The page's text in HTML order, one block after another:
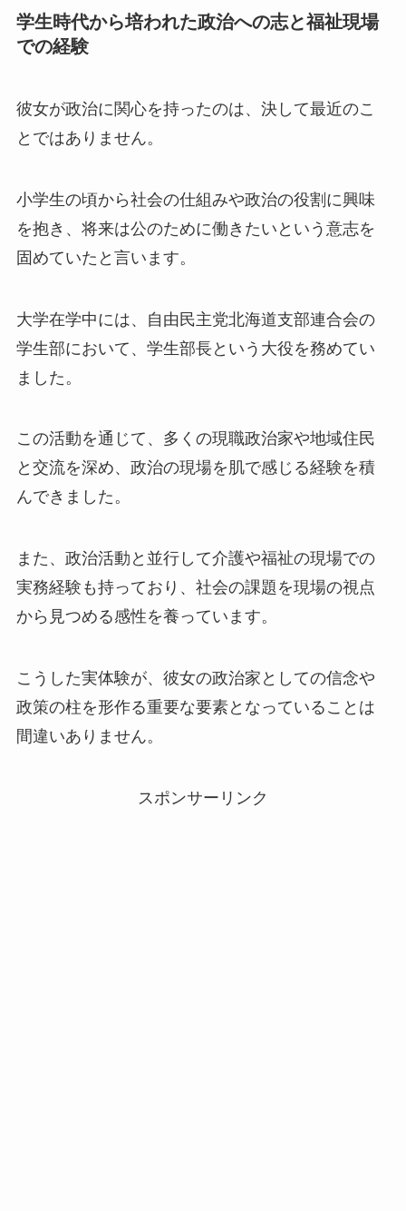
学生時代から培われた政治への志と福祉現場
での経験
彼女が政治に関心を持ったのは、決して最近のこ
とではありません。
小学生の頃から社会の仕組みや政治の役割に興味
を抱き、将来は公のために働きたいという意志を
固めていたと言います。
大学在学中には、自由民主党北海道支部連合会の
学生部において、学生部長という大役を務めてい
ました。
この活動を通じて、多くの現職政治家や地域住民
と交流を深め、政治の現場を肌で感じる経験を積
んできました。
また、政治活動と並行して介護や福祉の現場での
実務経験も持っており、社会の課題を現場の視点
から見つめる感性を養っています。
こうした実体験が、彼女の政治家としての信念や
政策の柱を形作る重要な要素となっていることは
間違いありません。
スポンサーリンク